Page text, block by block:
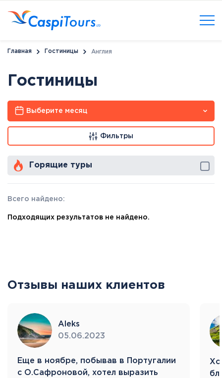
Главная Гостиницы Англия
Гостиницы
Выберите месяц
Фильтры
Горящие туры
Всего найдено:
Подходящих результатов не найдено.
Отзывы наших клиентов
Aleks
05.06.2023
Eще в ноябре, побывав в Португалии
с О.Сафроновой, хотел выразить